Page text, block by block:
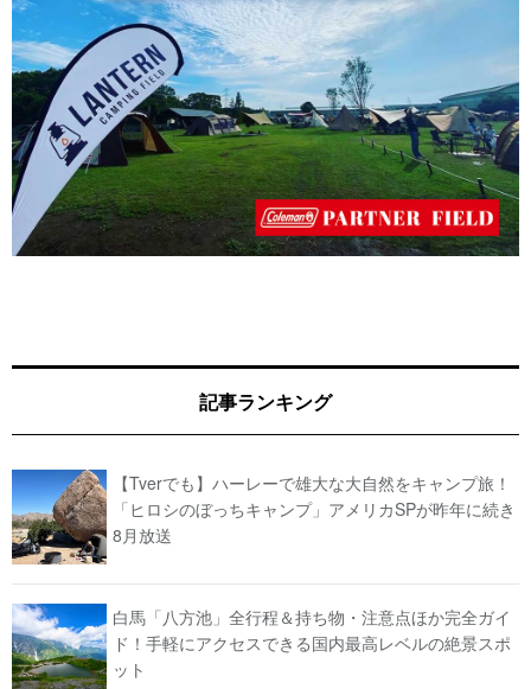
記事ランキング
【Tverでも】ハーレーで雄大な大自然をキャンプ旅！
「ヒロシのぼっちキャンプ」アメリカSPが昨年に続き
8月放送
白馬「八方池」全行程＆持ち物・注意点ほか完全ガイ
ド！手軽にアクセスできる国内最高レベルの絶景スポ
ット